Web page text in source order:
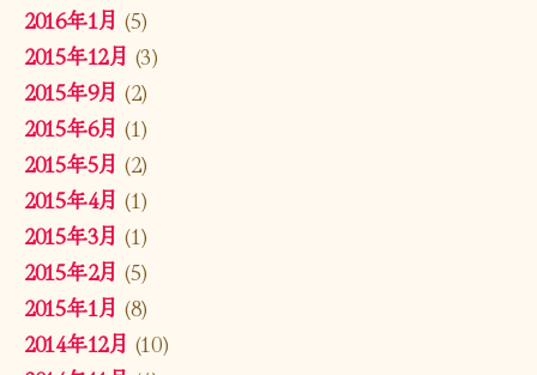
2016年1月 (5)
2015年12月 (3)
2015年9月 (2)
2015年6月 (1)
2015年5月 (2)
2015年4月 (1)
2015年3月 (1)
2015年2月 (5)
2015年1月 (8)
2014年12月 (10)